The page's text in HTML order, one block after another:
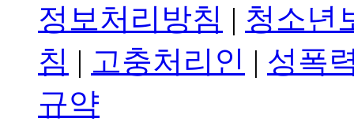
정보처리방침 | 청소년
침 | 고충처리인 | 성폭
규약